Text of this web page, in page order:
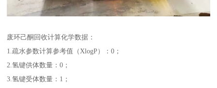
废环己酮回收计算化学数据：
1.疏水参数计算参考值（XlogP）：0；
2.氢键供体数量：0；
3.氢键受体数量：1；